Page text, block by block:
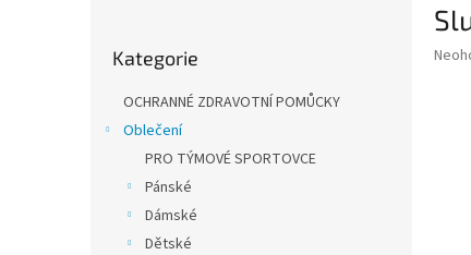
kategorie
Kategorie
OCHRANNÉ ZDRAVOTNÍ POMŮCKY
Oblečení
PRO TÝMOVÉ SPORTOVCE
Pánské
Dámské
Dětské